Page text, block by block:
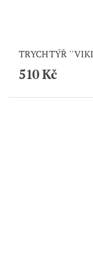
TRYCHTÝŘ
510 Kč